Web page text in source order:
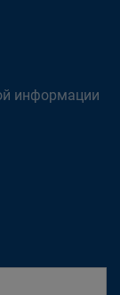
информации